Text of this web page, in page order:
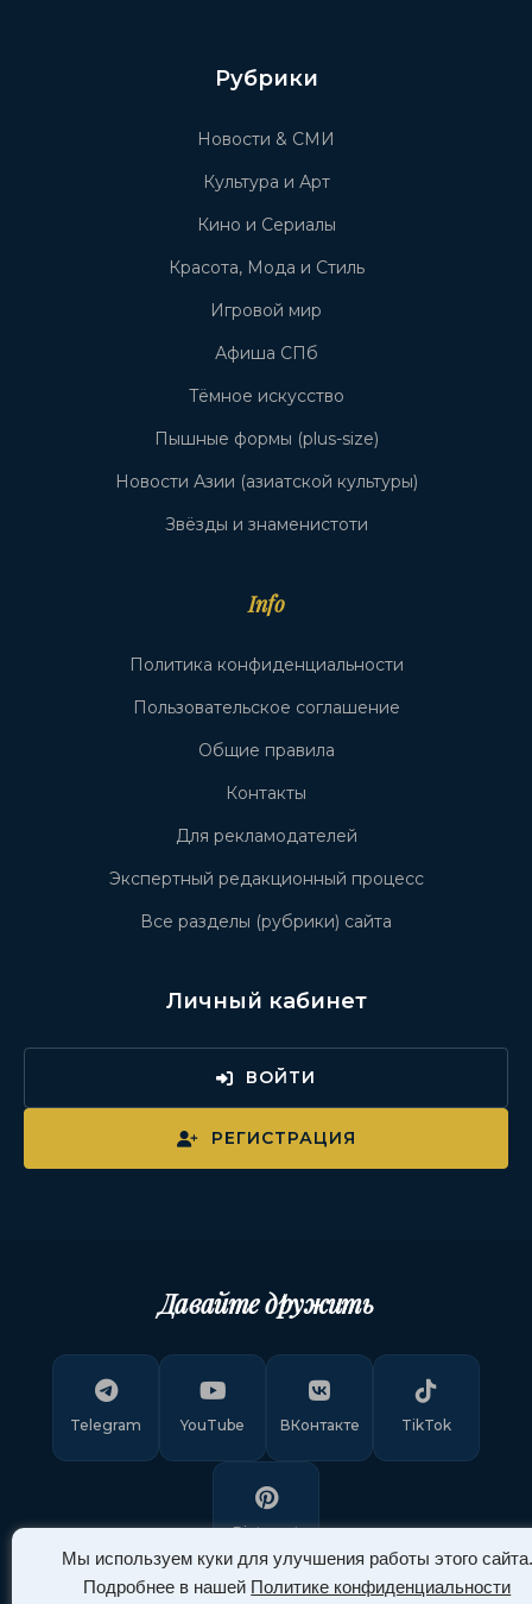
Мы используем куки для улучшения работы этого сайта.
Подробнее в нашей Политике конфиденциальности
Рубрики
Новости & СМИ
Культура и Арт
Кино и Сериалы
Красота, Мода и Стиль
Игровой мир
Афиша СПб
Тёмное искусство
Пышные формы (plus-size)
Новости Азии (азиатской культуры)
Звёзды и знаменистоти
Info
Политика конфиденциальности
Пользовательское соглашение
Общие правила
Контакты
Для рекламодателей
Экспертный редакционный процесс
Все разделы (рубрики) сайта
Личный кабинет
ВОЙТИ
РЕГИСТРАЦИЯ
Давайте дружить
Telegram YouTube ВКонтакте TikTok
Pinterest